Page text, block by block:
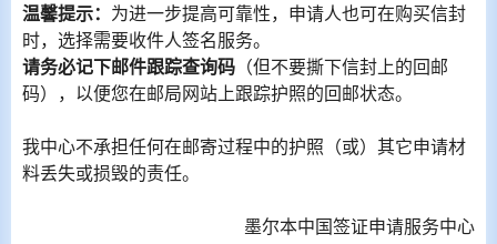
温馨提示： 为进一步提高可靠性， 申请人也可在购买信封
时， 选择需要收件人签名服务。
请务必记下邮件跟踪查询码 （但不要撕下信封上的回邮
码），以便您在邮局网站上跟踪护照的回邮状态。
我中心不承担任何在邮寄过程中的护照（或）其它申请材
料丢失或损毁的责任。
墨尔本中国签证申请服务中心